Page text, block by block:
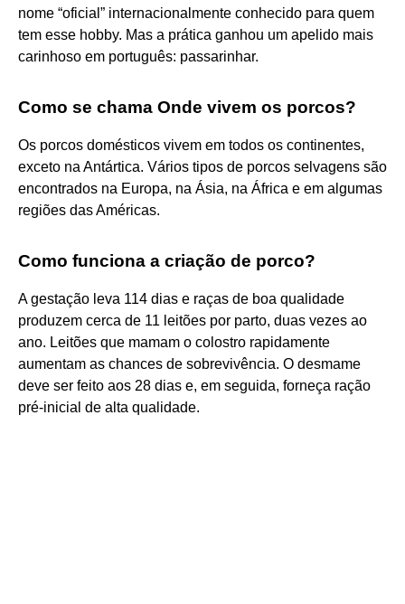
nome “oficial” internacionalmente conhecido para quem
tem esse hobby. Mas a prática ganhou um apelido mais
carinhoso em português: passarinhar.
Como se chama Onde vivem os porcos?
Os porcos domésticos vivem em todos os continentes,
exceto na Antártica. Vários tipos de porcos selvagens são
encontrados na Europa, na Ásia, na África e em algumas
regiões das Américas.
Como funciona a criação de porco?
A gestação leva 114 dias e raças de boa qualidade
produzem cerca de 11 leitões por parto, duas vezes ao
ano. Leitões que mamam o colostro rapidamente
aumentam as chances de sobrevivência. O desmame
deve ser feito aos 28 dias e, em seguida, forneça ração
pré-inicial de alta qualidade.